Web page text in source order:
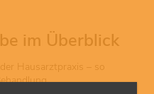
im Überblick
Hausarztpraxis – so